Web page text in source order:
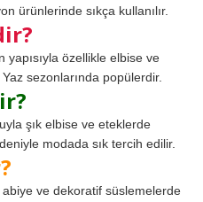
ürünlerinde sıkça kullanılır.
özellikle elbise ve
sezonlarında popülerdir.
şık elbise ve eteklerde
modada sık tercih edilir.
abiye ve dekoratif süslemelerde